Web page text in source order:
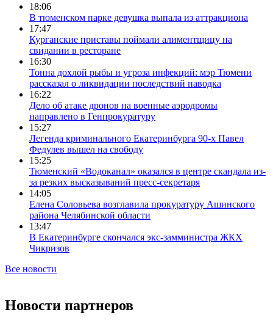
18:06
В тюменском парке девушка выпала из аттракциона
17:47
Курганские приставы поймали алиментщицу на
свидании в ресторане
16:30
Тонна дохлой рыбы и угроза инфекций: мэр Тюмени
рассказал о ликвидации последствий паводка
16:22
Дело об атаке дронов на военные аэродромы
направлено в Генпрокуратуру
15:27
Легенда криминального Екатеринбурга 90-х Павел
Федулев вышел на свободу
15:25
Тюменский «Водоканал» оказался в центре скандала из-
за резких высказываний пресс-секретаря
14:05
Елена Соловьева возглавила прокуратуру Ашинского
района Челябинской области
13:47
В Екатеринбурге скончался экс-замминистра ЖКХ
Чикризов
Все новости
Новости партнеров